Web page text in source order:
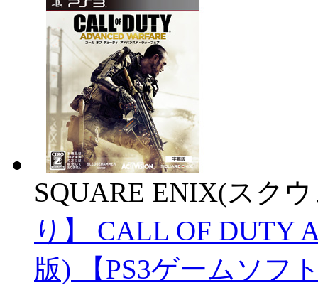
SQUARE ENIX(スク
り】 CALL OF DUTY
版) 【PS3ゲームソフ